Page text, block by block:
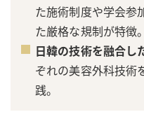
た施術制度や学会参
た厳格な規制が特徴。
日韓の技術を融合し
ぞれの美容外科技術
践。